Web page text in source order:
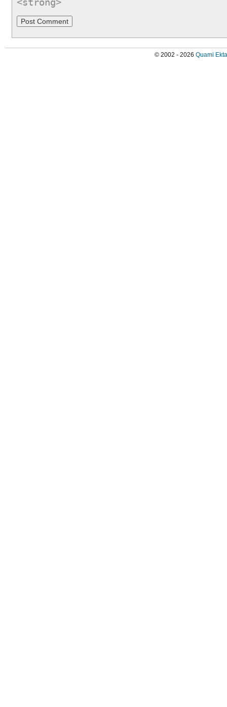
© 2002 - 2026 Quami